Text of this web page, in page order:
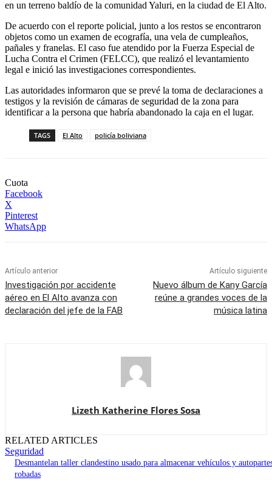
en un terreno baldío de la comunidad Yaluri, en la ciudad de El Alto.
De acuerdo con el reporte policial, junto a los restos se encontraron
objetos como un examen de ecografía, una vela de cumpleaños,
pañales y franelas. El caso fue atendido por la Fuerza Especial de
Lucha Contra el Crimen (FELCC), que realizó el levantamiento
legal e inició las investigaciones correspondientes.
Las autoridades informaron que se prevé la toma de declaraciones a
testigos y la revisión de cámaras de seguridad de la zona para
identificar a la persona que habría abandonado la caja en el lugar.
TAGS El Alto policía boliviana
Cuota
Facebook
X
Pinterest
WhatsApp
Artículo anterior
Investigación por accidente
aéreo en El Alto avanza con
declaración del jefe de la FAB
Artículo siguiente
Nuevo álbum de Kany García
reúne a grandes voces de la
música latina
Lizeth Katherine Flores Sosa
RELATED ARTICLES
Seguridad
Desmantelan taller clandestino usado para almacenar vehículos y
robadas